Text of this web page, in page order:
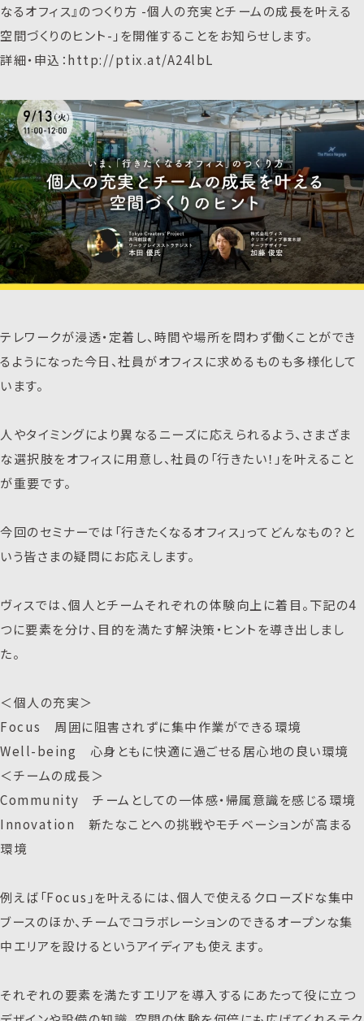
なるオフィス』のつくり方 -個人の充実とチームの成長を叶える
空間づくりのヒント-」を開催することをお知らせします。
詳細・申込：http://ptix.at/A24lbL
テレワークが浸透・定着し、時間や場所を問わず働くことができ
るようになった今日、社員がオフィスに求めるものも多様化して
います。
人やタイミングにより異なるニーズに応えられるよう、さまざま
な選択肢をオフィスに用意し、社員の「行きたい！」を叶えること
が重要です。
今回のセミナーでは「行きたくなるオフィス」ってどんなもの？と
いう皆さまの疑問にお応えします。
ヴィスでは、個人とチームそれぞれの体験向上に着目。下記の4
つに要素を分け、目的を満たす解決策・ヒントを導き出しまし
た。
＜個人の充実＞
Focus 周囲に阻害されずに集中作業ができる環境
Well-being 心身ともに快適に過ごせる居心地の良い環境
＜チームの成長＞
Community チームとしての一体感・帰属意識を感じる環境
Innovation 新たなことへの挑戦やモチベーションが高まる
環境
例えば「Focus」を叶えるには、個人で使えるクローズドな集中
ブースのほか、チームでコラボレーションのできるオープンな集
中エリアを設けるというアイディアも使えます。
それぞれの要素を満たすエリアを導入するにあたって役に立つ